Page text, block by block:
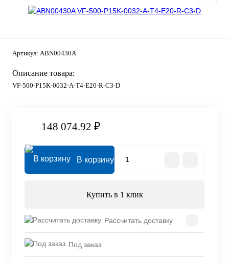
Артикул: ABN00430A
Описание товара:
VF-500-P15K-0032-A-T4-E20-R-C3-D
148 074.92 ₽
В корзину
Купить в 1 клик
Рассчитать доставку
Под заказ